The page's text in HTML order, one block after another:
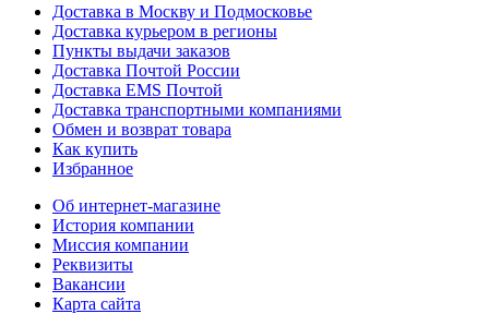
Доставка в Москву и Подмосковье
Доставка курьером в регионы
Пункты выдачи заказов
Доставка Почтой России
Доставка EMS Почтой
Доставка транспортными компаниями
Обмен и возврат товара
Как купить
Избранное
Об интернет-магазине
История компании
Миссия компании
Реквизиты
Вакансии
Карта сайта